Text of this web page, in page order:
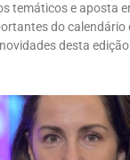
temáticos e aposta
do calendário
desta